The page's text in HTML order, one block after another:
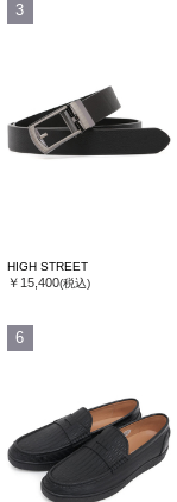
3
HIGH STREET
￥15,400(税込)
6